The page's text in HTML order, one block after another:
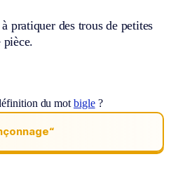
pratiquer des trous de petites
pièce.
du mot bigle?